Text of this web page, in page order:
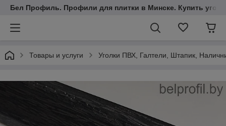
Бел Профиль. Профили для плитки в Минске. Купить
Товары и услуги Уголки ПВХ, Галтели, Штапик,